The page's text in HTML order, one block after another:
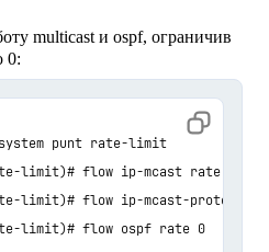
multicast и ospf, ограничив
0:
system punt rate-limit
limit)# flow ip-mcast rate 0
limit)# flow ip-mcast-proto
limit)# flow ospf rate 0